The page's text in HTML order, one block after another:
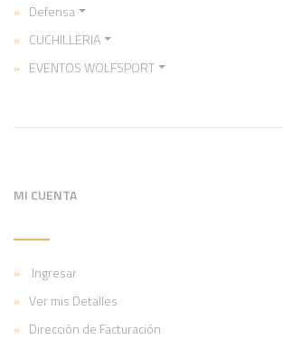
Defensa
CUCHILLERIA
EVENTOS WOLFSPORT
MI CUENTA
Ingresar
Ver mis Detalles
Dirección de Facturación